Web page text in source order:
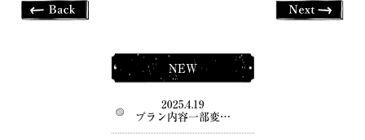
NEW
2025.4.19
プラン内容一部変…